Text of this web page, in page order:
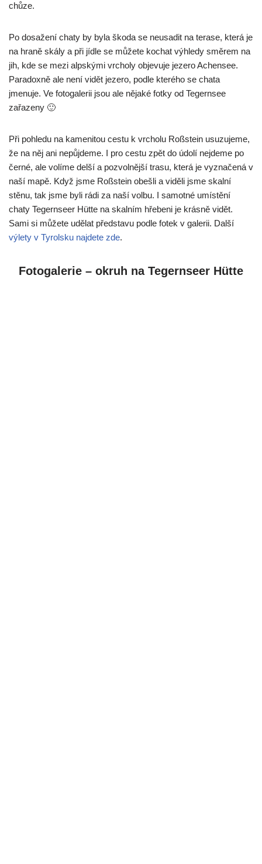
chůze.
Po dosažení chaty by byla škoda se neusadit na terase, která je
na hraně skály a při jídle se můžete kochat výhledy směrem na
jih, kde se mezi alpskými vrcholy objevuje jezero Achensee.
Paradoxně ale není vidět jezero, podle kterého se chata
jmenuje. Ve fotogalerii jsou ale nějaké fotky od Tegernsee
zařazeny 🙂
Při pohledu na kamenitou cestu k vrcholu Roßstein usuzujeme,
že na něj ani nepůjdeme. I pro cestu zpět do údolí nejdeme po
černé, ale volíme delší a pozvolnější trasu, která je vyznačená v
naší mapě. Když jsme Roßstein obešli a viděli jsme skalní
stěnu, tak jsme byli rádi za naší volbu. I samotné umístění
chaty Tegernseer Hütte na skalním hřebeni je krásně vidět.
Sami si můžete udělat představu podle fotek v galerii. Další
výlety v Tyrolsku najdete zde.
Fotogalerie – okruh na Tegernseer Hütte